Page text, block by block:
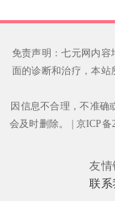
免责声明：七元网内容
面的诊断和治疗，本站
因信息不合理，不准确
会及时删除。
京ICP备
友情
联系